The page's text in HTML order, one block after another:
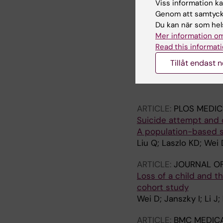
Disorders
Chourpiliadis C;
ARTICLE:BMC
Peripheral vertigo
prospective cohort
Chen X; Wei D;
Valdimarsdottir U; Hu
ARTICLE: PLOS
Suicide attempt and
A population-based
Liu Q; Laszlo KD;
ARTICLE: JOURNAL
Loss of a child and
cohort study
Wei D; Janszky I; Li J;
ARTICLE: BMC
Viss information
Genom att
Du kan när som
Mer information
Read this
Tillåt endast